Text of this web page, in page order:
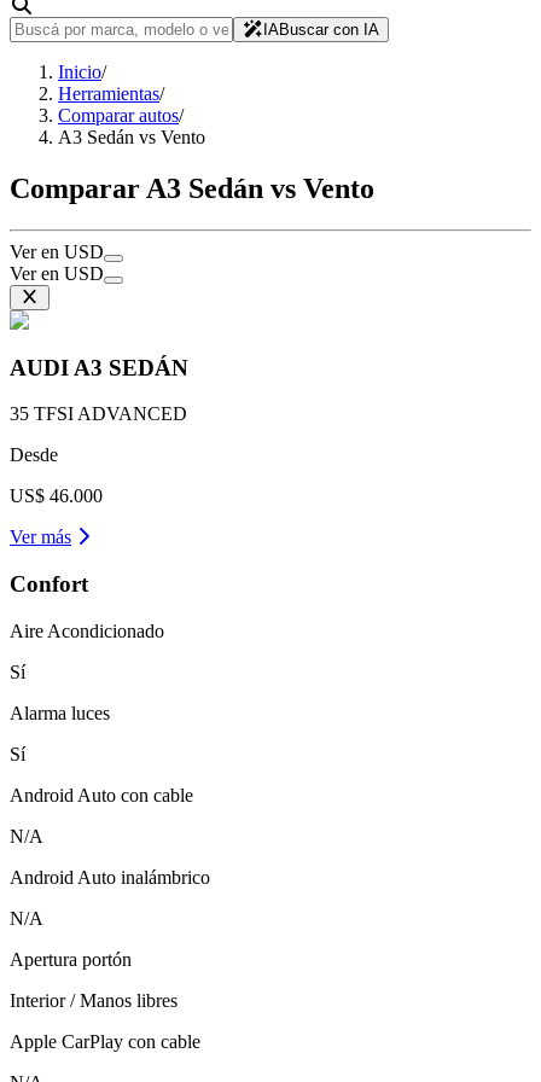
IABuscar con IA
Inicio/
Herramientas/
Comparar autos/
A3 Sedán vs Vento
Comparar A3 Sedán vs Vento
Ver en USD
Ver en USD
AUDI A3 SEDÁN
35 TFSI ADVANCED
Desde
US$ 46.000
Ver más
Confort
Aire Acondicionado
Sí
Alarma luces
Sí
Android Auto con cable
N/A
Android Auto inalámbrico
N/A
Apertura portón
Interior / Manos libres
Apple CarPlay con cable